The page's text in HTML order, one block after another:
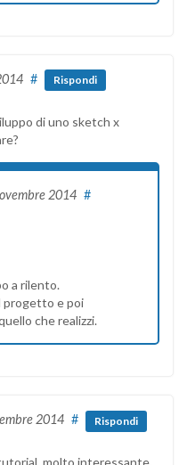
# Rispondi
di uno sketch x
2014 #
a rilento.
progetto e poi
che realizzi.
2014 # Rispondi